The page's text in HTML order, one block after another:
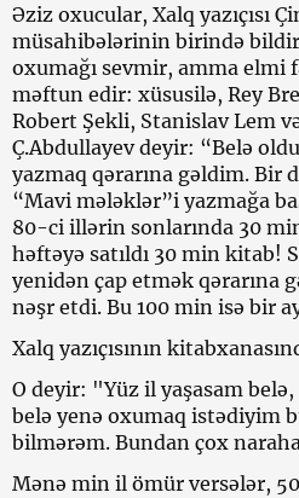
Əziz oxucular, Xalq yazıçısı
müsahibələrinin birində
oxumağı sevmir, amma elmi
məftun edir: xüsusilə, Rey
Robert Şekli, Stanislav Lem
Ç.Abdullayev deyir: “Belə
yazmaq qərarına gəldim. Bir
“Mavi mələklər”i yazmağa
80-ci illərin sonlarında 30
həftəyə satıldı 30 min kitab!
yenidən çap etmək qərarına
nəşr etdi. Bu 100 min isə bir
Xalq yazıçısının
O deyir: "Yüz il yaşasam
belə yenə oxumaq istədiyim
bilmərəm. Bundan çox
Mənə min il ömür versələr,